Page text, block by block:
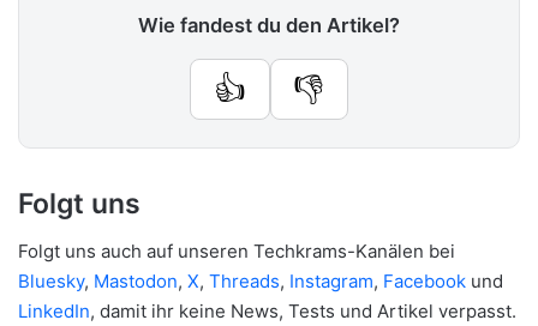
Wie fandest du den Artikel?
👍 👎
Folgt uns
Folgt uns auch auf unseren Techkrams-Kanälen bei
Bluesky, Mastodon, X, Threads, Instagram, Facebook und
LinkedIn, damit ihr keine News, Tests und Artikel verpasst.